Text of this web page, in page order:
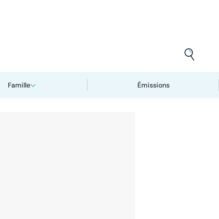
Famille Émissions